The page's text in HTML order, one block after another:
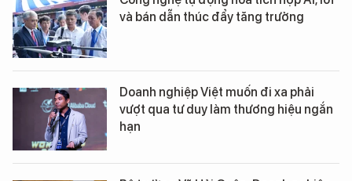
và bán dẫn thúc đẩy tăng trưởng
Doanh nghiệp Việt muốn đi xa phải
vượt qua tư duy làm thương hiệu ngắn
hạn